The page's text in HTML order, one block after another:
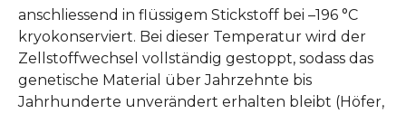
anschliessend in flüssigem Stickstoff bei –196 °C
kryokonserviert. Bei dieser Temperatur wird der
Zellstoffwechsel vollständig gestoppt, sodass das
genetische Material über Jahrzehnte bis
Jahrhunderte unverändert erhalten bleibt (Höfer,